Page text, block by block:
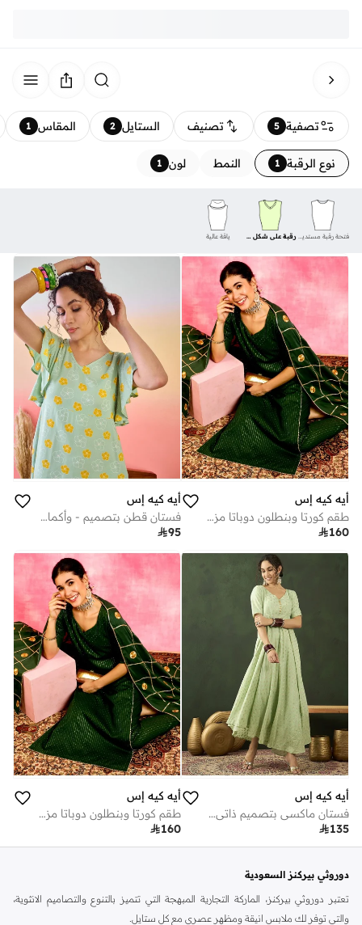
تصفية 5 تصنيف الستايل 2 المقاس 1
نوع الرقبة 1 النمط لون 1
فتحة رقبة مستديرة رقبة على شكل حرف V ياقة عالية
أيه كيه إس
طقم كورتا وبنطلون دوباتا مزين باللون الأخضر بقصة مستقيمة من عليا
160
أيه كيه إس
فستان قطن بتصميم - وأكمام فراشة بطبعة زهور
95
أيه كيه إس
فستان ماكسي بتصميم ذاتي وياقة على شكل حرف
135
أيه كيه إس
طقم كورتا وبنطلون دوباتا مزين باللون الأخضر بقصة مستقيمة من عليا
160
دوروثي بيركنز السعودية
تعتبر دوروثي بيركنز، الماركة التجارية المبهجة التي تتميز بالتنوع والتصاميم الانثوية،
والتي توفر لك ملابس انيقة ومظهر عصري مع كل ستايل.